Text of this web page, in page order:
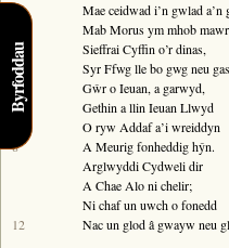
Enwau Personol
Enwau Lleoedd
Llawysgrifau a Cherddi
ADNODDAU
Bywgraffiad
Am y prosiect
Canllawiau
Mae ceidwad i’n gwlad a’n
MabMorusym mhob
Sieffrai Cyffino’r dinas,
4
Syr Ffwglle bo gwg neu
Gŵr oIeuan, a garwyd,
Gethina llinIeuan Llwyd
O rywAddafa’i wreiddyn
8
AMeurigfonheddig hŷn.
ArglwyddiCydwelidir
AChae Aloni chelir;
Ni chaf un uwch o fonedd
12
Nac un glod â gwayw neu
Byrfoddau